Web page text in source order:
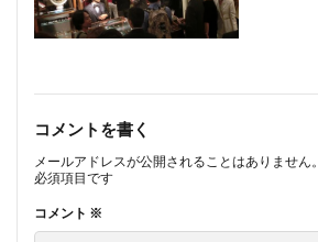
コメントを書く
メールアドレスが公開されることはありません。
必須項目です
コメント ※